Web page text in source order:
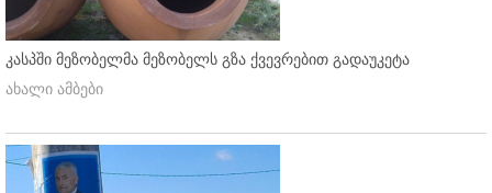
კასპში მეზობელმა მეზობელს გზა ქვევრებით გადაუკეტა
ახალი ამბები